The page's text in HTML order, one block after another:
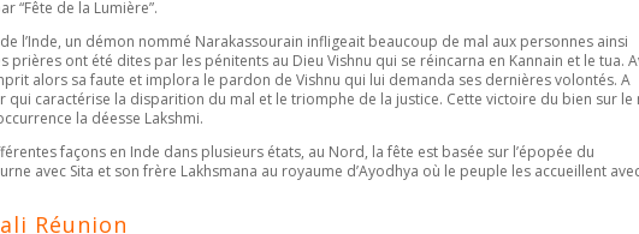
“Fête de la Lumière”.
l’Inde, un démon nommé Narakassourain infligeait beaucoup de mal aux personnes ainsi
prières ont été dites par les pénitents au Dieu Vishnu qui se réincarna en Kannain et le tua.
alors sa faute et implora le pardon de Vishnu qui lui demanda ses dernières volontés. A
qui caractérise la disparition du mal et le triomphe de la justice. Cette victoire du bien sur le
la déesse Lakshmi.
façons en Inde dans plusieurs états, au Nord, la fête est basée sur l’épopée du
avec Sita et son frère Lakhsmana au royaume d’Ayodhya où le peuple les accueillent
Réunion